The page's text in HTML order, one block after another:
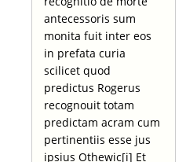
antecessoris sum
monita fuit inter eos
in prefata curia
scilicet quod
predictus Rogerus
recognouit totam
predictam acram cum
pertinentiis esse jus
ipsius Othewic[i] Et